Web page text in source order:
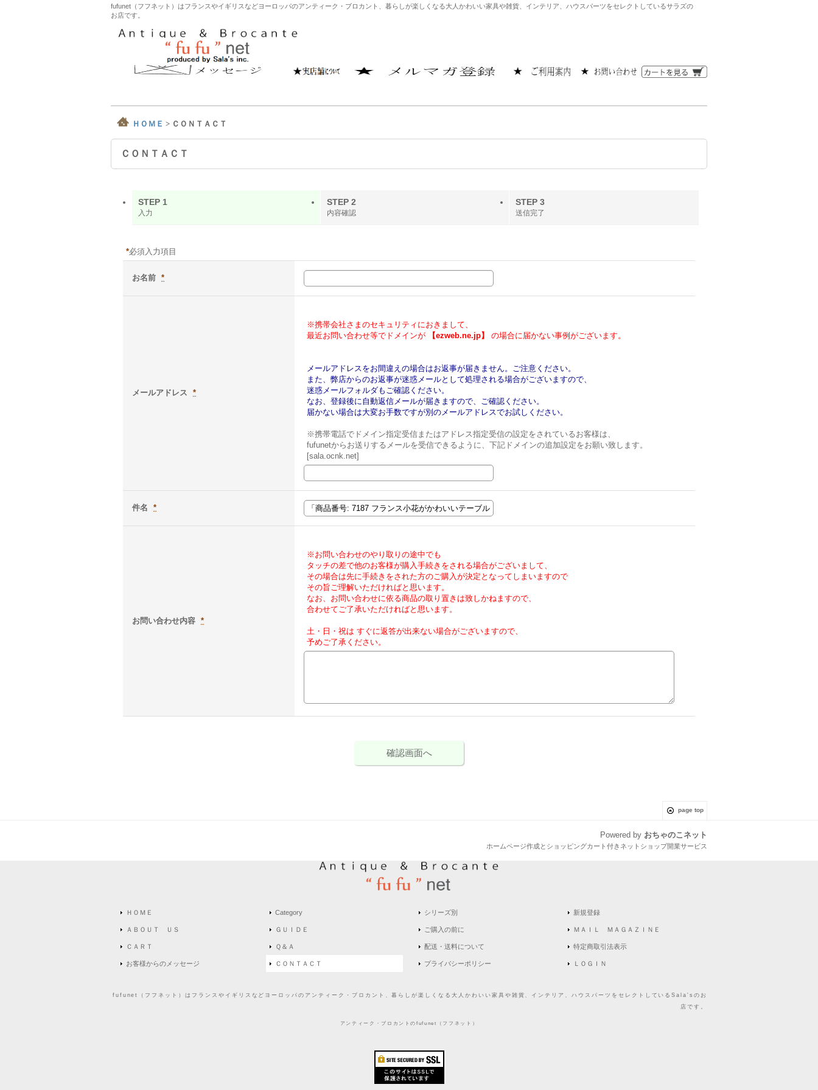
fufunet（フフネット）はフランスやイギリスなどヨーロッパのアンティーク・ブロカント、暮らしが楽しくなる大人かわいい家具や雑貨、インテリア、ハウスパーツをセレクトしているサラズの
お店です。
ＨＯＭＥ > ＣＯＮＴＡＣＴ
ＣＯＮＴＡＣＴ
STEP 1
入力
STEP 2
内容確認
STEP 3
送信完了
*必須入力項目
お名前 *
メールアドレス *
※携帯会社さまのセキュリティにおきまして、
最近お問い合わせ等でドメインが
【ezweb.ne.jp】 の場合に届かない事例がございます。
メールアドレスをお間違えの場合はお返事が届きません。ご注意ください。
また、弊店からのお返事が迷惑メールとして処理される場合がございますので、
迷惑メールフォルダもご確認ください。
なお、登録後に自動返信メールが届きますので、ご確認ください。
届かない場合は大変お手数ですが別のメールアドレスでお試しください。
※携帯電話でドメイン指定受信またはアドレス指定受信の設定をされているお客様は、
fufunetからお送りするメールを受信できるように、下記ドメインの追加設定をお願い致します。
[sala.ocnk.net]
件名 *
お問い合わせ内容 *
※お問い合わせのやり取りの途中でも
タッチの差で他のお客様が購入手続きをされる場合がございまして、
その場合は先に手続きをされた方のご購入が決定となってしまいますので
その旨ご理解いただければと思います。
なお、お問い合わせに依る商品の取り置きは致しかねますので、
合わせてご了承いただければと思います。
土・日・祝は すぐに返答が出来ない場合がございますので、
予めご了承ください。
page top
Powered by おちゃのこネット
ホームページ作成とショッピングカート付きネットショップ開業サービス
ＨＯＭＥ
ＡＢＯＵＴ ＵＳ
ＣＡＲＴ
お客様からのメッセージ
Category
ＧＵＩＤＥ
Ｑ＆Ａ
ＣＯＮＴＡＣＴ
シリーズ別
ご購入の前に
配送・送料について
プライバシーポリシー
新規登録
ＭＡＩＬ ＭＡＧＡＺＩＮＥ
特定商取引法表示
ＬＯＧＩＮ
fufunet（フフネット）はフランスやイギリスなどヨーロッパのアンティーク・ブロカント、暮らしが楽しくなる大人かわいい家具や雑貨、インテリア、ハウスパーツをセレクトしているSala'sのお
店です。
アンティーク・ブロカントのfufunet（フフネット）